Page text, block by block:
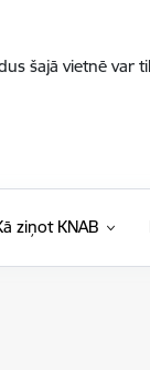
šajā vietnē var
ziņot KNAB